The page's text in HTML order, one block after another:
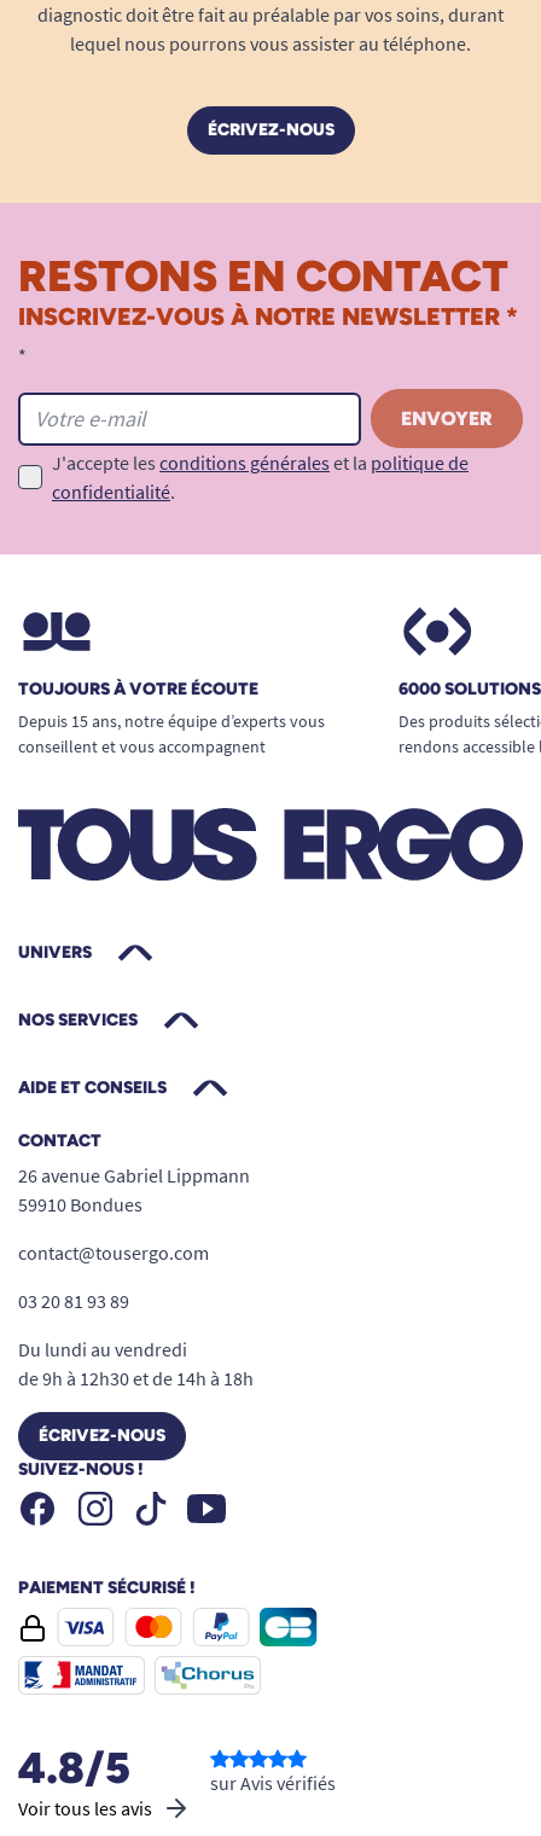
diagnostic doit être fait au préalable par vos soins, durant
lequel nous pourrons vous assister au téléphone.
ÉCRIVEZ-NOUS
RESTONS EN CONTACT
INSCRIVEZ-VOUS À NOTRE NEWSLETTER *
*
J'accepte les conditions générales et la politique de
confidentialité.
TOUJOURS À VOTRE ÉCOUTE
Depuis 15 ans, notre équipe d’experts vous
conseillent et vous accompagnent
6000
Des produits
rendons
UNIVERS
NOS SERVICES
AIDE ET CONSEILS
CONTACT
26 avenue Gabriel Lippmann
59910 Bondues
contact@tousergo.com
03 20 81 93 89
Du lundi au vendredi
de 9h à 12h30 et de 14h à 18h
ÉCRIVEZ-NOUS
SUIVEZ-NOUS !
FacebookInstagramTiktok Youtube
PAIEMENT SÉCURISÉ !
4.8/5
Voir tous les avis
sur Avis vérifiés